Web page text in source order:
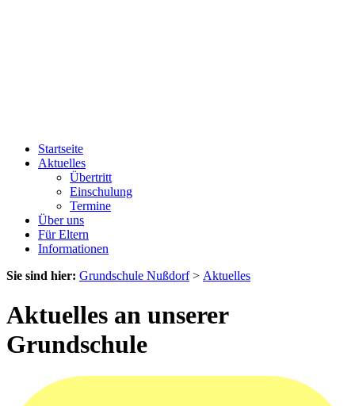
Startseite
Aktuelles
Übertritt
Einschulung
Termine
Über uns
Für Eltern
Informationen
Sie sind hier: Grundschule Nußdorf> Aktuelles
Aktuelles an unserer
Grundschule